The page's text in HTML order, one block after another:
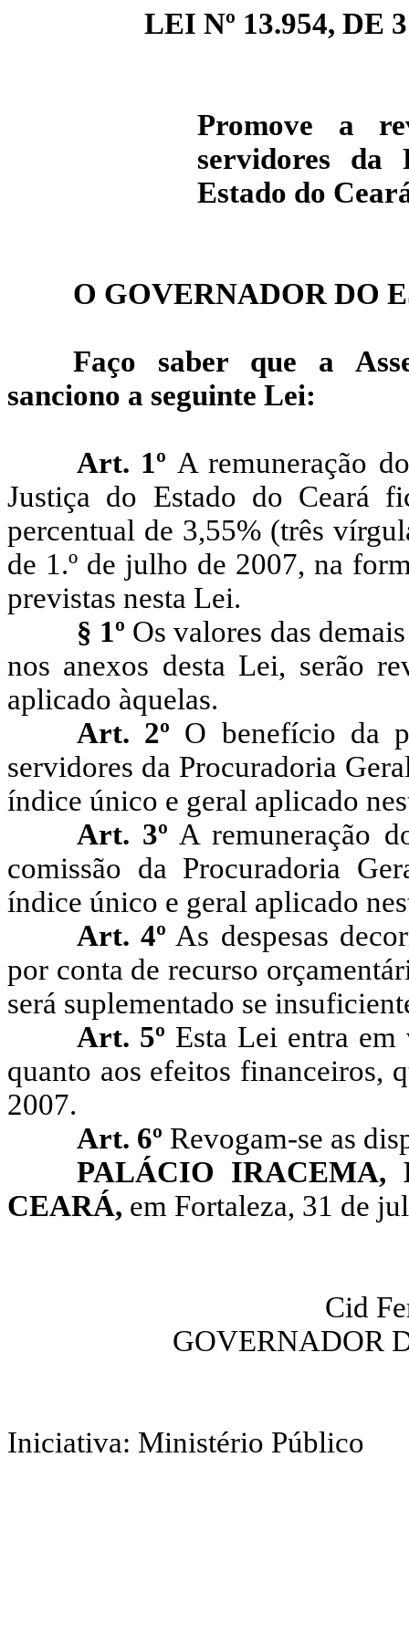
LEI Nº 13.954, DE
Promove a
servidores da
Estado do
O GOVERNADOR DO
Faço saber que a
sanciono a seguinte Lei:
Art. 1º A remuneração
Justiça do Estado do Ceará
percentual de 3,55% (três
de 1.º de julho de 2007, na
previstas nesta Lei.
§ 1º Os valores das
nos anexos desta Lei, serão
aplicado àquelas.
Art. 2º O benefício da
servidores da Procuradoria
índice único e geral aplicado
Art. 3º A remuneração
comissão da Procuradoria
índice único e geral aplicado
Art. 4º As despesas
por conta de recurso
será suplementado se
Art. 5º Esta Lei entra
quanto aos efeitos financeiros,
2007.
Art. 6º Revogam-se as
PALÁCIO IRACEMA,
CEARÁ, em Fortaleza, 31 de
Cid
GOVERNADOR
Iniciativa: Ministério Público